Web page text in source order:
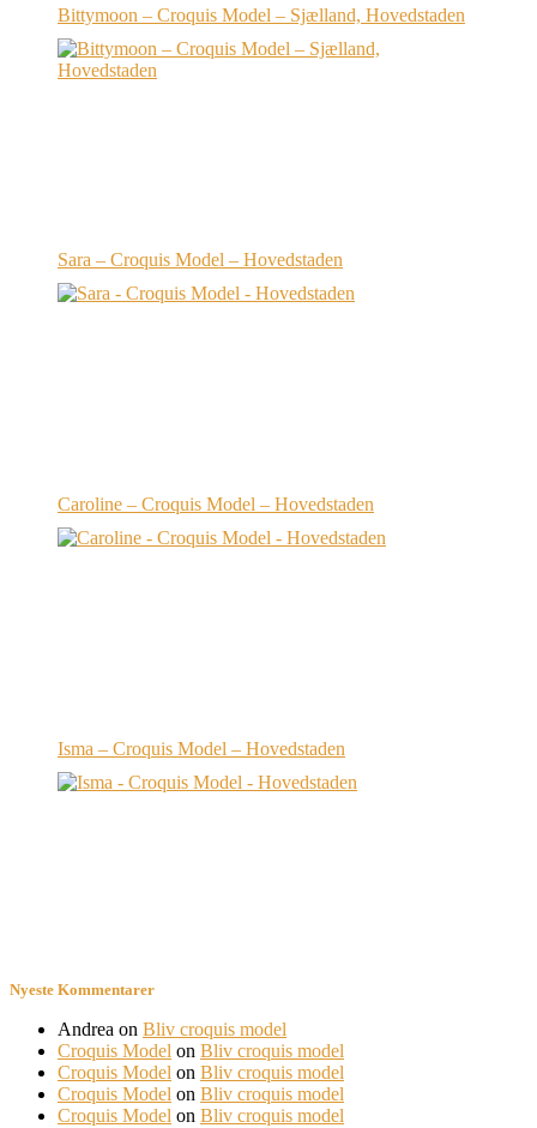
Bittymoon – Croquis Model – Sjælland, Hovedstaden
Sara – Croquis Model – Hovedstaden
Caroline – Croquis Model – Hovedstaden
Isma – Croquis Model – Hovedstaden
Nyeste Kommentarer
Andrea on Bliv croquis model
Croquis Model on Bliv croquis model
Croquis Model on Bliv croquis model
Croquis Model on Bliv croquis model
Croquis Model on Bliv croquis model